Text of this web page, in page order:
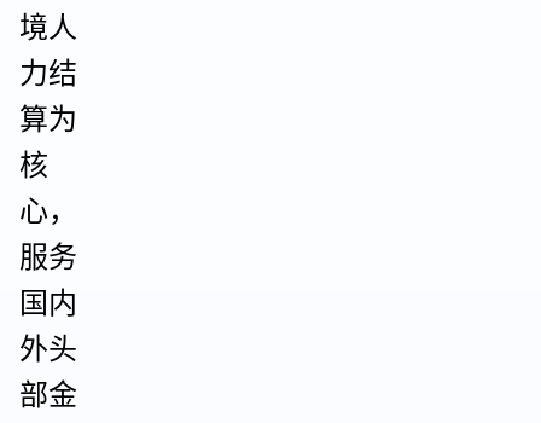
境人
力结
算为
核
心，
服务
国内
外头
部金